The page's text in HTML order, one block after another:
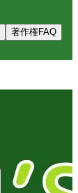
著作権FAQ